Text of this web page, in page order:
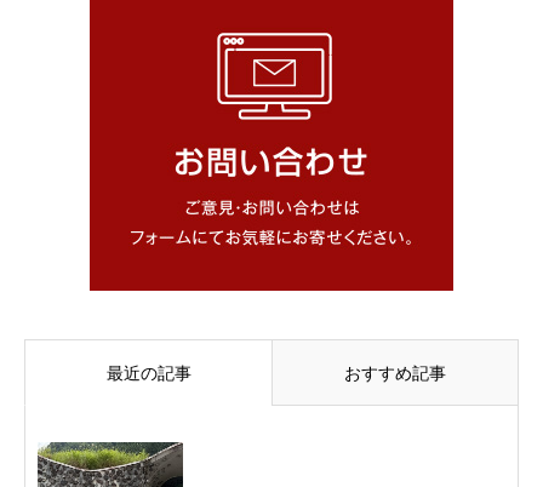
最近の記事 おすすめ記事